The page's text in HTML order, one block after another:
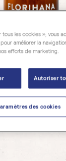
tous les cookies », vous
améliorer la
efforts de marketing.
Autoriser
des cookies